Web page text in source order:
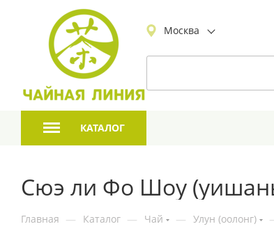
Москва
КАТАЛОГ
Сюэ ли Фо Шоу
Главная — Каталог — Чай — Улун (оолонг)